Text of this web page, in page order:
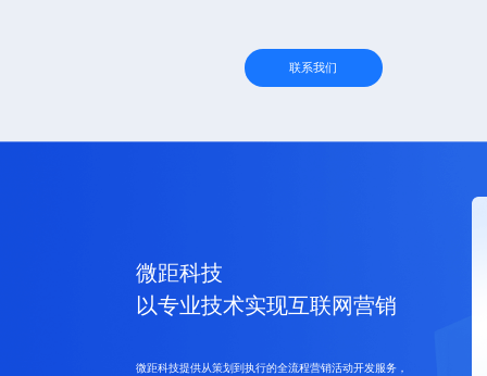
联系我们
微距科技
以专业技术实现互联网营销
微距科技提供从策划到执行的全流程营销活动开发服务